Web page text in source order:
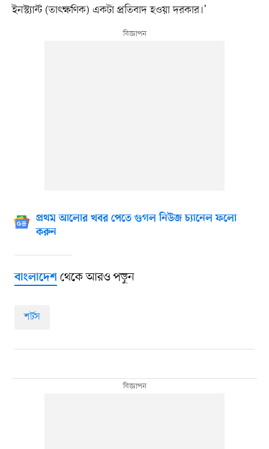
ইনস্ট্যান্ট (তাৎক্ষণিক) একটা প্রতিবাদ হওয়া দরকার।’
প্রথম আলোর খবর পেতে গুগল নিউজ চ্যানেল ফলো
করুন
বাংলাদেশথেকে আরও পড়ুন
শর্টস